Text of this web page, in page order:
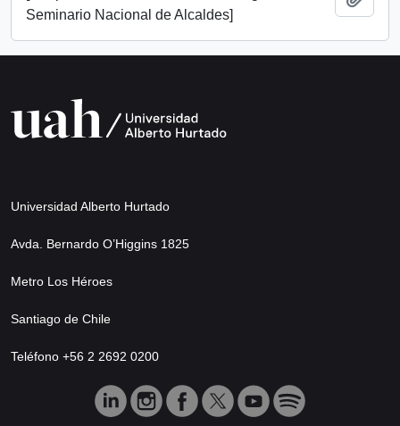
Seminario Nacional de Alcaldes]
Universidad Alberto Hurtado
Avda. Bernardo O’Higgins 1825
Metro Los Héroes
Santiago de Chile
Teléfono +56 2 2692 0200